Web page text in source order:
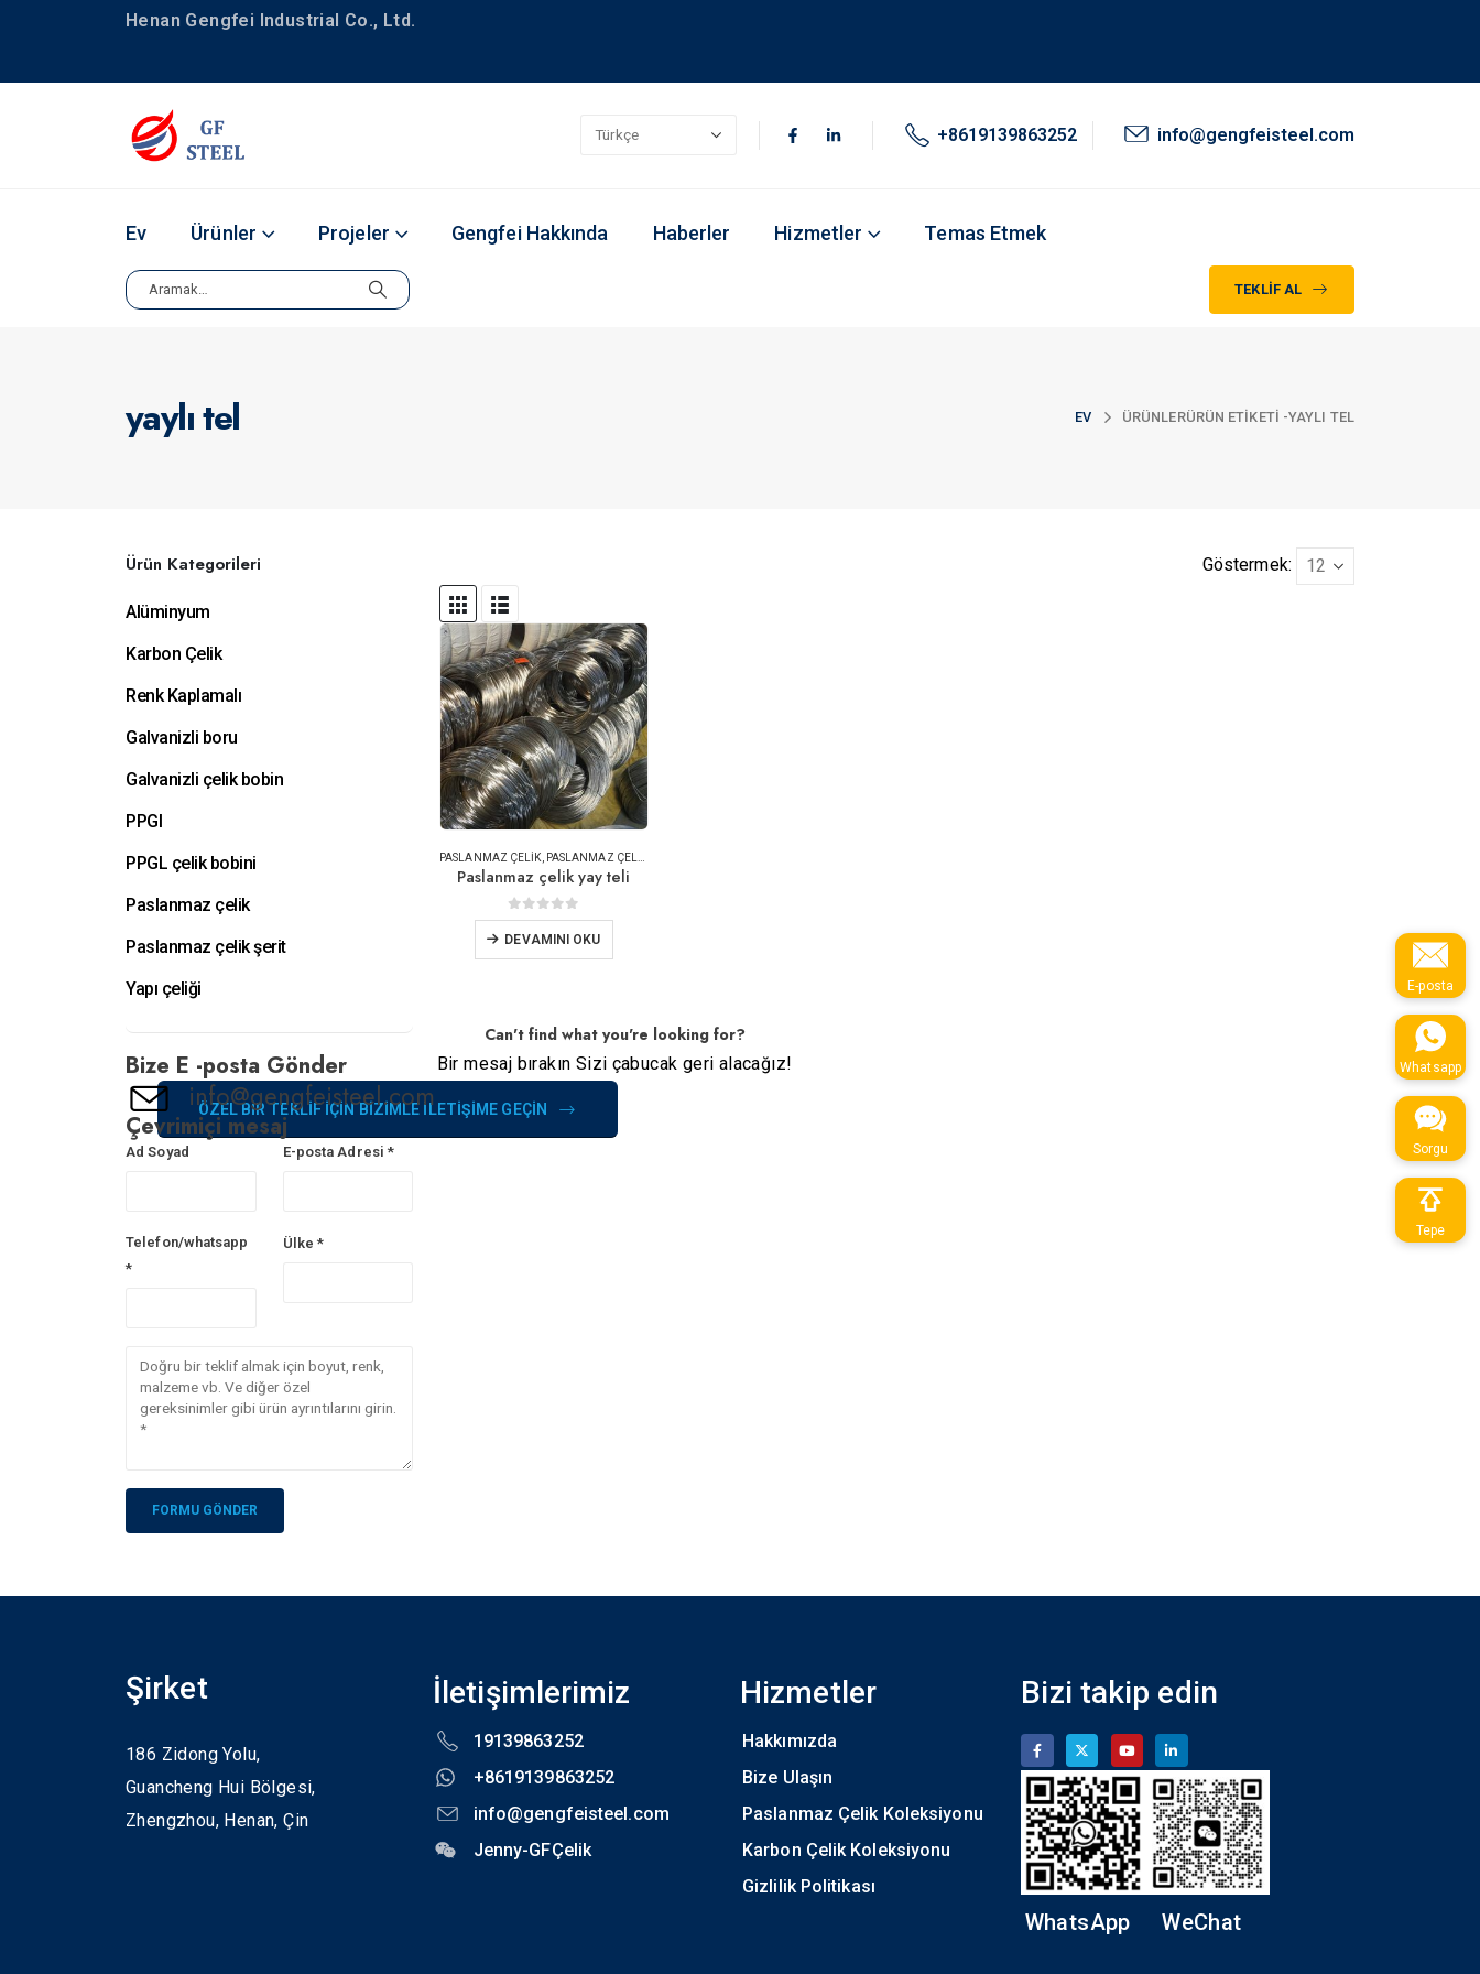
Henan Gengfei Industrial Co., Ltd.
+8619139863252 info@gengfeisteel.com
Ev Ürünler Projeler Gengfei Hakkında Haberler Hizmetler Temas Etmek
TEKLIF AL
yaylı tel EV ÜRÜNLERÜRÜN ETIKETI -YAYLI TEL
Göstermek:
PASLANMAZ ÇELIK, PASLANMAZ ÇELIK TEL
Paslanmaz çelik yay teli
05 üzerinden
DEVAMINI OKU
Can't find what you're looking for?
Bir mesaj bırakın Sizi çabucak geri alacağız!
ÖZEL BIR TEKLIF IÇIN BIZIMLE ILETIŞIME GEÇIN
Ürün Kategorileri
Alüminyum
Karbon Çelik
Renk Kaplamalı
Galvanizli boru
Galvanizli çelik bobin
PPGI
PPGL çelik bobini
Paslanmaz çelik
Paslanmaz çelik şerit
Yapı çeliği
Bize E -posta Gönder
info@gengfeisteel.com
Çevrimiçi mesaj
Ad Soyad E-posta Adresi *
Telefon/whatsapp
*
Ülke *
Şirket
186 Zidong Yolu,
Guancheng Hui Bölgesi,
Zhengzhou, Henan,Çin
İletişimlerimiz
19139863252
+8619139863252
info@gengfeisteel.com
Jenny-GFÇelik
Hizmetler
Hakkımızda
Bize Ulaşın
Paslanmaz Çelik Koleksiyonu
Karbon Çelik Koleksiyonu
Gizlilik Politikası
Bizi takip edin
WhatsApp WeChat
E-posta
Whatsapp
Sorgu
Tepe